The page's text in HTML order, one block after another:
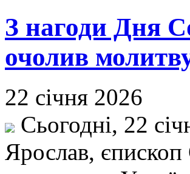
З нагоди Дня
очолив
22 січня 2026
Сьогодні, 22
Ярослав,